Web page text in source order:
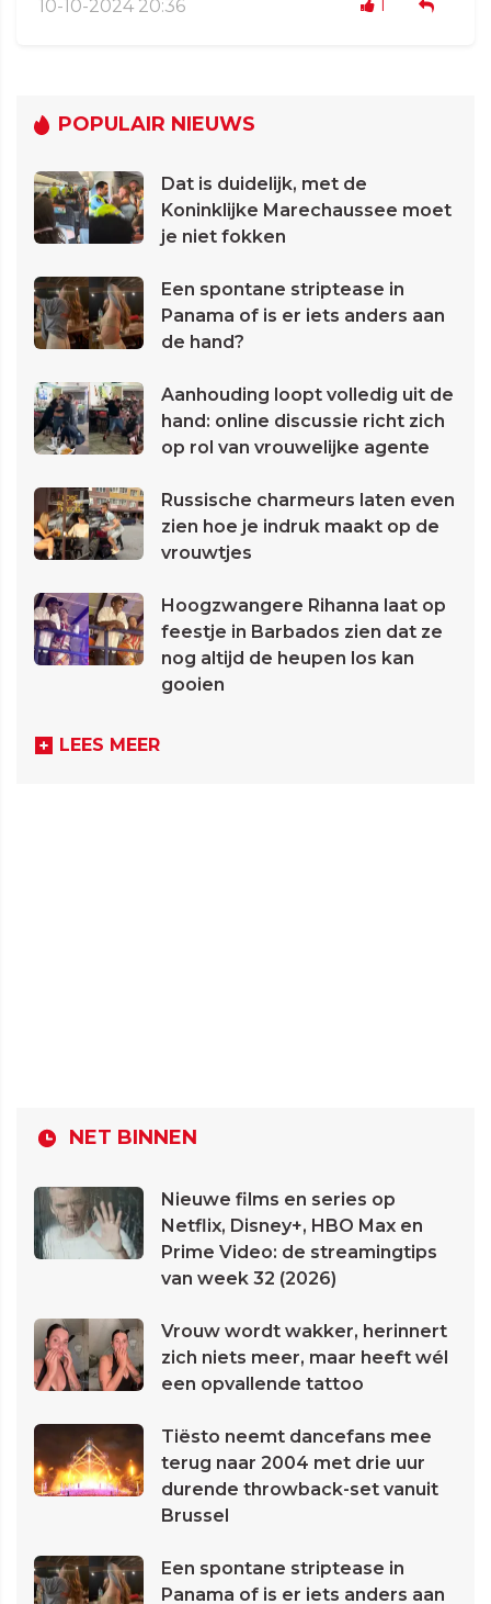
10-10-2024 20:36
POPULAIR NIEUWS
Dat is duidelijk, met de
Koninklijke Marechaussee moet
je niet fokken
Een spontane striptease in
Panama of is er iets anders aan
de hand?
Aanhouding loopt volledig uit de
hand: online discussie richt zich
op rol van vrouwelijke agente
Russische charmeurs laten even
zien hoe je indruk maakt op de
vrouwtjes
Hoogzwangere Rihanna laat op
feestje in Barbados zien dat ze
nog altijd de heupen los kan
gooien
LEES MEER
NET BINNEN
Nieuwe films en series op
Netflix, Disney+, HBO Max en
Prime Video: de streamingtips
van week 32 (2026)
Vrouw wordt wakker, herinnert
zich niets meer, maar heeft wél
een opvallende tattoo
Tiësto neemt dancefans mee
terug naar 2004 met drie uur
durende throwback-set vanuit
Brussel
Een spontane striptease in
Panama of is er iets anders aan